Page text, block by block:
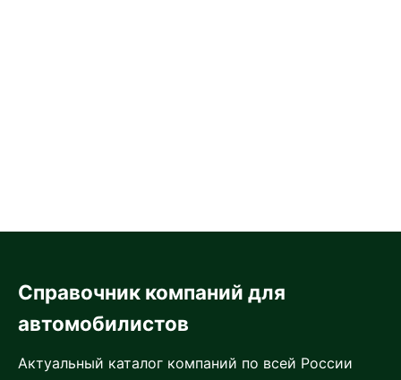
Справочник компаний для
автомобилистов
Актуальный каталог компаний по всей России